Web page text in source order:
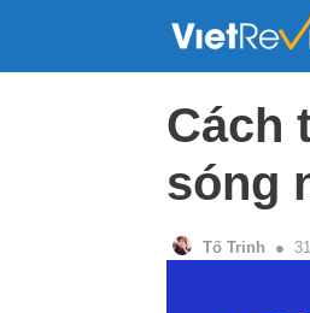
Cách
sóng
Tố Trinh